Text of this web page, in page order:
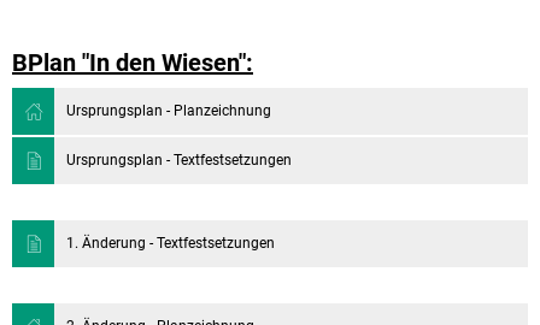
BPlan "In den Wiesen":
Ursprungsplan - Planzeichnung
Ursprungsplan - Textfestsetzungen
1. Änderung - Textfestsetzungen